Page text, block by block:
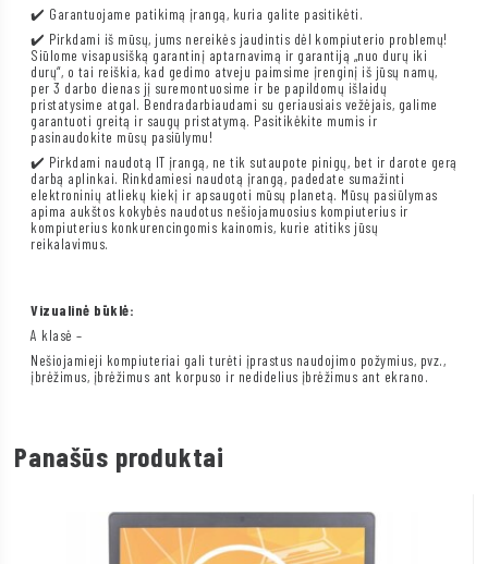
✔️ Garantuojame patikimą įrangą, kuria galite pasitikėti.
✔️ Pirkdami iš mūsų, jums nereikės jaudintis dėl kompiuterio problemų!
Siūlome visapusišką garantinį aptarnavimą ir garantiją „nuo durų iki
durų“, o tai reiškia, kad gedimo atveju paimsime įrenginį iš jūsų namų,
per 3 darbo dienas jį suremontuosime ir be papildomų išlaidų
pristatysime atgal. Bendradarbiaudami su geriausiais vežėjais, galime
garantuoti greitą ir saugų pristatymą. Pasitikėkite mumis ir
pasinaudokite mūsų pasiūlymu!
✔️ Pirkdami naudotą IT įrangą, ne tik sutaupote pinigų, bet ir darote gerą
darbą aplinkai. Rinkdamiesi naudotą įrangą, padedate sumažinti
elektroninių atliekų kiekį ir apsaugoti mūsų planetą. Mūsų pasiūlymas
apima aukštos kokybės naudotus nešiojamuosius kompiuterius ir
kompiuterius konkurencingomis kainomis, kurie atitiks jūsų
reikalavimus.
Vizualinė būklė:
A klasė –
Nešiojamieji kompiuteriai gali turėti įprastus naudojimo požymius, pvz.,
įbrėžimus, įbrėžimus ant korpuso ir nedidelius įbrėžimus ant ekrano.
Panašūs produktai